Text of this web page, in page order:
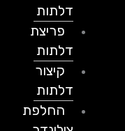
דלתות
פריצת
דלתות
קיצור
דלתות
החלפת